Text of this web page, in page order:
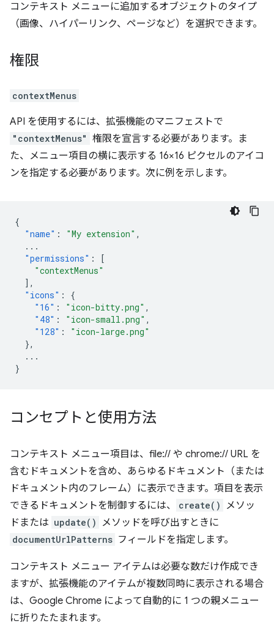
コンテキスト メニューに追加するオブジェクトのタイプ
（画像、ハイパーリンク、ページなど）を選択できます。
権限
contextMenus
API を使用するには、拡張機能のマニフェストで
"contextMenus" 権限を宣言する必要があります。ま
た、メニュー項目の横に表示する 16×16 ピクセルのアイコ
ンを指定する必要があります。次に例を示します。
{
"name" : "My extension" ,
...
"permissions" :
[
"contextMenus"
],
"icons" :
{
"16" : "icon-bitty.png" ,
"48" : "icon-small.png" ,
"128" :
"icon-large.png"
},
...
}
コンセプトと使用方法
コンテキスト メニュー項目は、file:// や chrome:// URL を
含むドキュメントを含め、あらゆるドキュメント（または
ドキュメント内のフレーム）に表示できます。項目を表示
できるドキュメントを制御するには、
create()
メソッ
ドまたは update() メソッドを呼び出すときに
documentUrlPatterns フィールドを指定します。
コンテキスト メニュー アイテムは必要な数だけ作成でき
ますが、拡張機能のアイテムが複数同時に表示される場合
は、Google Chrome によって自動的に 1 つの親メニュー
に折りたたまれます。